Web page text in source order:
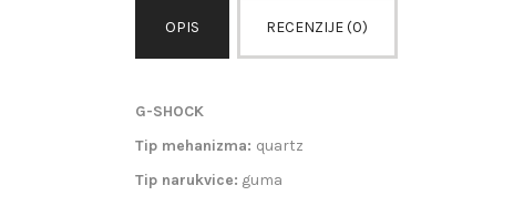
OPIS RECENZIJE (0)
G-SHOCK
Tip mehanizma: quartz
Tip narukvice: guma